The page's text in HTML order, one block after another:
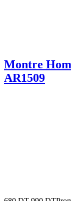
Montre
AR1509